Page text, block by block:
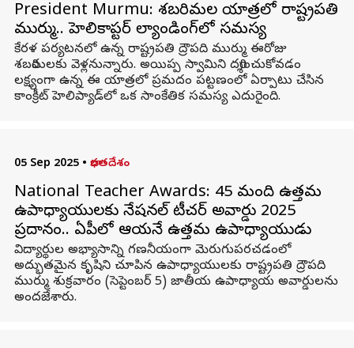
President Murmu: శబరిమల‌ యాత్రలో రాష్ట్రపతి
ముర్ము.. హెలికాప్టర్ ల్యాండింగ్‌లో సమస్య
కేరళ పర్యటనలో ఉన్న రాష్ట్రపతి ద్రౌపది ముర్ము ఈరోజు
శబరిమలకు వెళ్లనున్నారు. అయిప్ప స్వామిని దర్శించుకోవడం
లక్ష్యంగా ఉన్న ఈ యాత్రలో ప్రమదం పట్టణంలో ఏర్పాటు చేసిన
కాంక్రీట్ హెలిప్యాడ్‌లో ఒక సాంకేతిక సమస్య ఎదురైంది.
05 Sep 2025 • భారతదేశం
National Teacher Awards: 45 మంది ఉత్తమ
ఉపాధ్యాయులకు నేషనల్ టీచర్ అవార్డు 2025
ప్రదానం.. ఏపీలో ఆయనే ఉత్తమ ఉపాధ్యాయుడు
విద్యార్థుల అభ్యాసాన్ని గణనీయంగా మెరుగుపరచడంలో
అద్భుతమైన కృషిని చూపిన ఉపాధ్యాయులకు రాష్ట్రపతి ద్రౌపది
ముర్ము శుక్రవారం (సెప్టెంబర్ 5) జాతీయ ఉపాధ్యాయ అవార్డులను
అందజేశారు.